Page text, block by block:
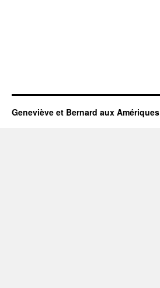
Geneviève et Bernard aux Amériques